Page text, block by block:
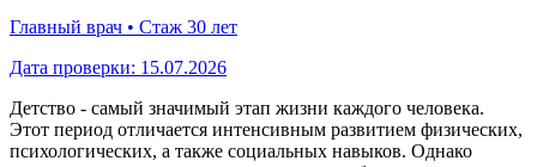
Главный врач • Стаж 30 лет
Дата проверки: 15.07.2026
Детство - самый значимый этап жизни каждого человека.
Этот период отличается интенсивным развитием физических,
психологических, а также социальных навыков. Однако